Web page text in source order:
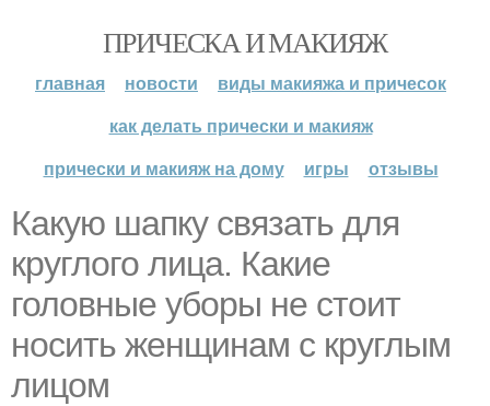
ПРИЧЕСКА И МАКИЯЖ
главная новости
виды макияжа и причесок
как делать прически и макияж
прически и макияж на дому
игры отзывы
Какую шапку связать для
круглого лица. Какие
головные уборы не стоит
носить женщинам с круглым
лицом